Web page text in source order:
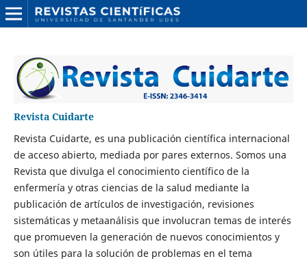
Revista Cuidarte
Revista Cuidarte, es una publicación científica internacional
de acceso abierto, mediada por pares externos. Somos una
Revista que divulga el conocimiento científico de la
enfermería y otras ciencias de la salud mediante la
publicación de artículos de investigación, revisiones
sistemáticas y metaanálisis que involucran temas de interés
que promueven la generación de nuevos conocimientos y
son útiles para la solución de problemas en el tema